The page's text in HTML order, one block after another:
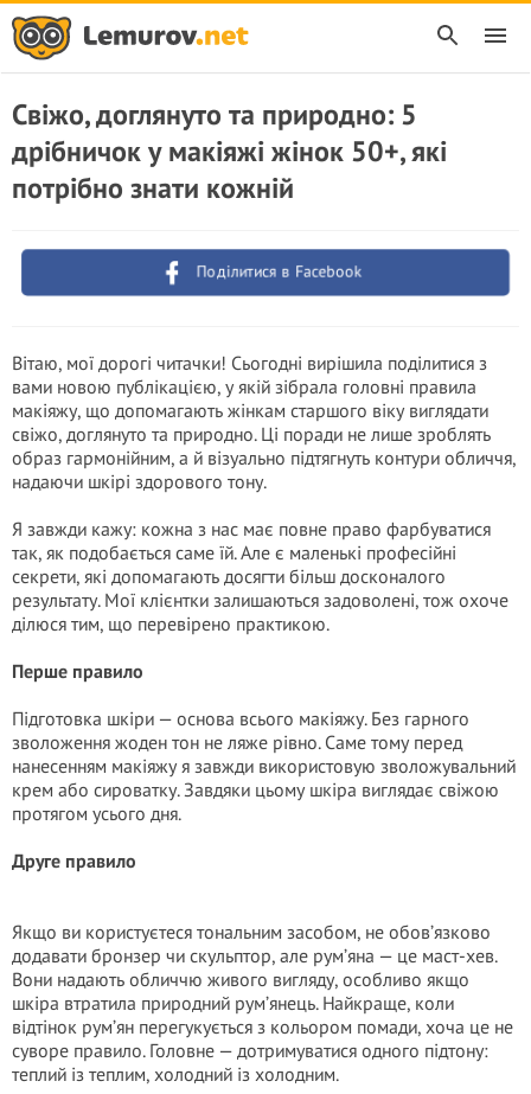
Свіжо, доглянуто та природно: 5
дрібничок у макіяжі жінок 50+, які
потрібно знати кожній
Поділитися в Facebook
Вітаю, мої дорогі читачки! Сьогодні вирішила поділитися з
вами новою публікацією, у якій зібрала головні правила
макіяжу, що допомагають жінкам старшого віку виглядати
свіжо, доглянуто та природно. Ці поради не лише зроблять
образ гармонійним, а й візуально підтягнуть контури обличчя,
надаючи шкірі здорового тону.
Я завжди кажу: кожна з нас має повне право фарбуватися
так, як подобається саме їй. Але є маленькі професійні
секрети, які допомагають досягти більш досконалого
результату. Мої клієнтки залишаються задоволені, тож охоче
ділюся тим, що перевірено практикою.
Перше правило
Підготовка шкіри — основа всього макіяжу. Без гарного
зволоження жоден тон не ляже рівно. Саме тому перед
нанесенням макіяжу я завжди використовую зволожувальний
крем або сироватку. Завдяки цьому шкіра виглядає свіжою
протягом усього дня.
Друге правило
Якщо ви користуєтеся тональним засобом, не обов’язково
додавати бронзер чи скульптор, але рум’яна — це маст-хев.
Вони надають обличчю живого вигляду, особливо якщо
шкіра втратила природний рум’янець. Найкраще, коли
відтінок рум’ян перегукується з кольором помади, хоча це не
суворе правило. Головне — дотримуватися одного підтону:
теплий із теплим, холодний із холодним.